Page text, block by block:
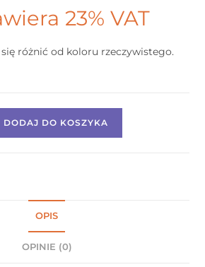
23% VAT
różnić od koloru rzeczywistego.
DODAJ DO KOSZYKA
OPIS
OPINIE (0)